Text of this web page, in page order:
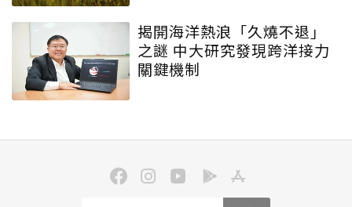
揭開海洋熱浪「久燒不退」
之謎 中大研究發現跨洋接力
關鍵機制